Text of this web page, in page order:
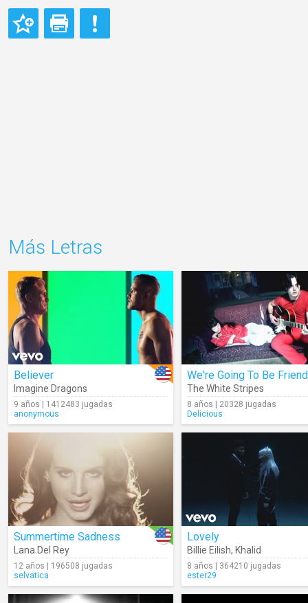
Más Letras
Believer
Imagine Dragons
9 años | 1412483 jugadas
anonymous
We're Going To Be
The White Stripes
8 años | 20328 jugadas
Delicious
Summertime Sadness
Lana Del Rey
12 años | 196508 jugadas
selvatica
Lovely
Billie Eilish, Khalid
8 años | 364210 jugadas
ester29